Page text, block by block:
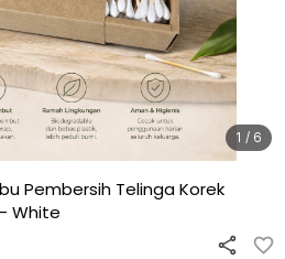
1 / 6
Pembersih Telinga Korek
- White